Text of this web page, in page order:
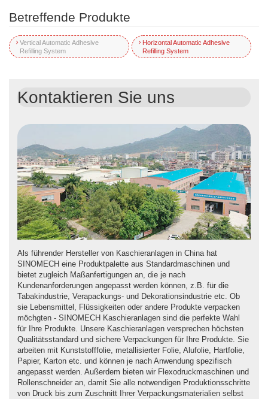
Betreffende Produkte
Vertical Automatic Adhesive
Refilling System
Horizontal Automatic Adhesive
Refilling System
Kontaktieren Sie uns
Als führender Hersteller von Kaschieranlagen in China hat
SINOMECH eine Produktpalette aus Standardmaschinen und
bietet zugleich Maßanfertigungen an, die je nach
Kundenanforderungen angepasst werden können, z.B. für die
Tabakindustrie, Verapackungs- und Dekorationsindustrie etc. Ob
sie Lebensmittel, Flüssigkeiten oder andere Produkte verpacken
möchgten - SINOMECH Kaschieranlagen sind die perfekte Wahl
für Ihre Produkte. Unsere Kaschieranlagen versprechen höchsten
Qualitätsstandard und sichere Verpackungen für Ihre Produkte. Sie
arbeiten mit Kunststofffolie, metallisierter Folie, Alufolie, Hartfolie,
Papier, Karton etc. und können je nach Anwendung spezifisch
angepasst werden. Außerdem bieten wir Flexodruckmaschinen und
Rollenschneider an, damit Sie alle notwendigen Produktionsschritte
von Druck bis zum Zuschnitt Ihrer Verpackungsmaterialien selbst